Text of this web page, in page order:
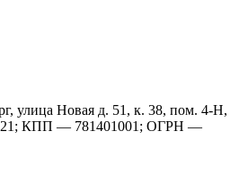
улица Новая д. 51, к. 38, пом. 4-Н,
КПП — 781401001; ОГРН —